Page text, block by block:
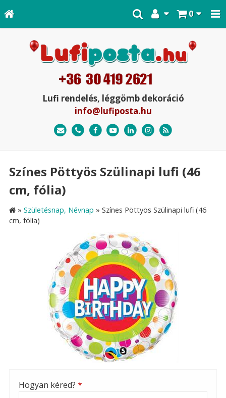
0
Lufi rendelés, léggömb dekoráció
info@lufiposta.hu
Színes Pöttyös Szülinapi lufi (46
cm, fólia)
» Születésnap, Névnap » Színes Pöttyös Szülinapi lufi (46
cm, fólia)
Hogyan kéred? *